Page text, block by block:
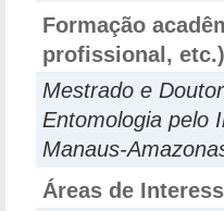
Formação
profissional, etc.)
Mestrado e
Entomologia pelo
Manaus-
Áreas de